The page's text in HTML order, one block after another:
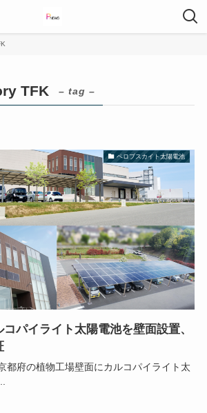
TFK – tag –
ペロブスカイト太陽電池
パイライト太陽電池を壁面設置、
都府の植物工場壁面にカルコパイライト太